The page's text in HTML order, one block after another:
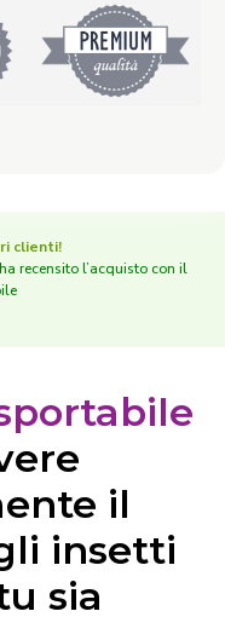
clienti!
recensito l’acquisto con il
il
insetti
sia